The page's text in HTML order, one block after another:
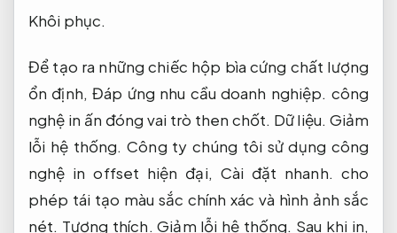
Khôi phục.
Để tạo ra những chiếc hộp bìa cứng chất lượng
ổn định,Đáp ứng nhu cầu doanh nghiệp. công
nghệ in ấn đóng vai trò then chốt. Dữ liệu. Giảm
lỗi hệ thống. Công ty chúng tôi sử dụng công
nghệ in offset hiện đại, Cài đặt nhanh. cho
phép tái tạo màu sắc chính xác và hình ảnh sắc
nét. Tương thích. Giảm lỗi hệ thống. Sau khi in,